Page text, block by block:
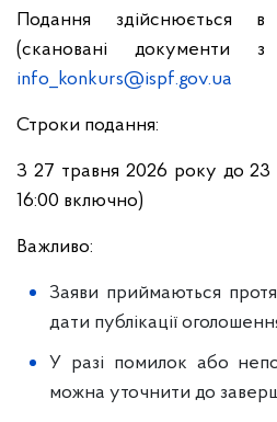
Подання здійснюється
(скановані
info_konkurs@ispf.gov.ua
Строки подання:
З 27 травня 2026 року до
16:00 включно)
Важливо:
Заяви приймаються
дати публікації
У разі помилок або
можна уточнити до